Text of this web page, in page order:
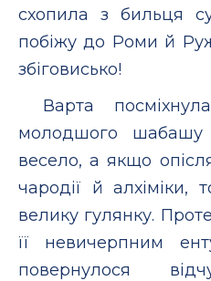
схопила з бильця
побіжу до Роми й
збіговисько!
Варта
молодшого шабашу
весело, а якщо
чародії й алхіміки,
велику гулянку.
її невичерпним
повернулося